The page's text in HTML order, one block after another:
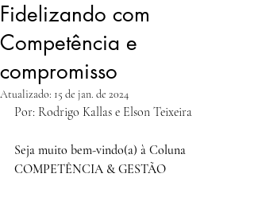
Fidelizando com
Competência e
compromisso
Atualizado: 15 de jan. de 2024
Por: Rodrigo Kallas e Elson Teixeira
Seja muito bem-vindo(a) à Coluna
COMPETÊNCIA & GESTÃO